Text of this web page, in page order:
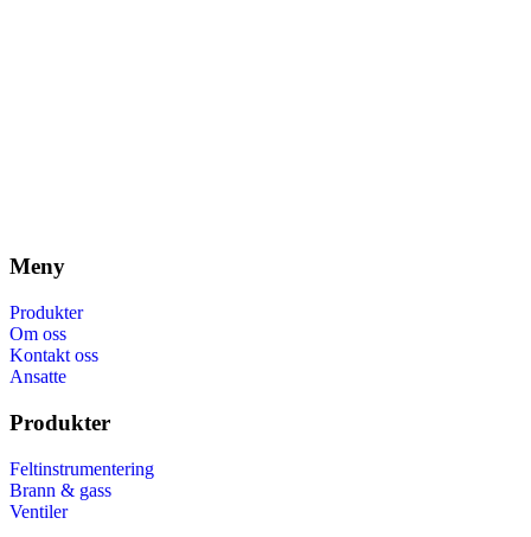
Meny
Produkter
Om oss
Kontakt oss
Ansatte
Produkter
Feltinstrumentering
Brann & gass
Ventiler